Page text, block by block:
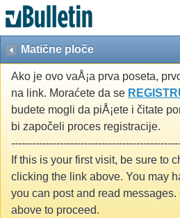
Matične ploče
Ako je ovo vaÅ¡a prva poseta,
na link. Moraćete da se
budete mogli da piÅ¡ete i čitate
bi započeli proces registracije.
If this is your first visit, be sure to
clicking the link above. You may
you can post and read
above to proceed.